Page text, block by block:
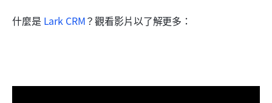
什麼是 Lark CRM？觀看影片以了解更多：